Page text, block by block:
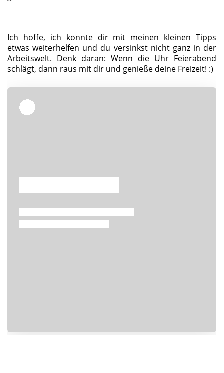
Ich hoffe, ich konnte dir mit meinen kleinen Tipps
etwas weiterhelfen und du versinkst nicht ganz in der
Arbeitswelt. Denk daran: Wenn die Uhr Feierabend
schlägt, dann raus mit dir und genieße deine Freizeit! :)